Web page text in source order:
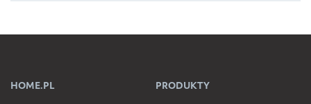
HOME.PL PRODUKTY